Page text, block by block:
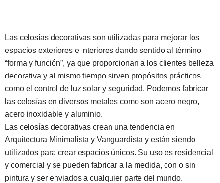
Las celosías decorativas son utilizadas para mejorar los
espacios exteriores e interiores dando sentido al término
“forma y función”, ya que proporcionan a los clientes belleza
decorativa y al mismo tiempo sirven propósitos prácticos
como el control de luz solar y seguridad. Podemos fabricar
las celosías en diversos metales como son acero negro,
acero inoxidable y aluminio.
Las celosías decorativas crean una tendencia en
Arquitectura Minimalista y Vanguardista y están siendo
utilizados para crear espacios únicos. Su uso es residencial
y comercial y se pueden fabricar a la medida, con o sin
pintura y ser enviados a cualquier parte del mundo.